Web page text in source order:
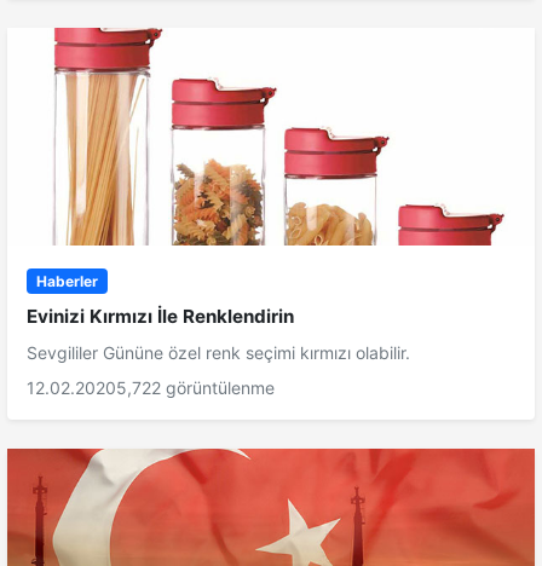
Haberler
Evinizi Kırmızı İle Renklendirin
Sevgililer Gününe özel renk seçimi kırmızı olabilir.
12.02.20205,722 görüntülenme